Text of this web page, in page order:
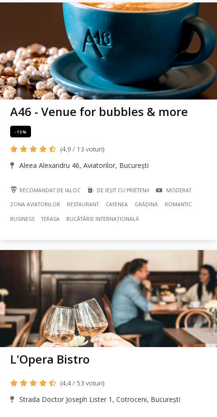
A46 - Venue for bubbles & more
-15%
(4,9 / 13 voturi)
Aleea Alexandru 46, Aviatorilor, București
RECOMANDAT DE IALOC DE IEȘIT CU PRIETENII MODERAT
ZONA AVIATORILOR RESTAURANT CAFENEA GRĂDINĂ ROMANTIC
BUSINESS TERASA BUCÃTÃRIE INTERNAȚIONALĂ
L'Opera Bistro
(4,4 / 53 voturi)
Strada Doctor Joseph Lister 1, Cotroceni, București